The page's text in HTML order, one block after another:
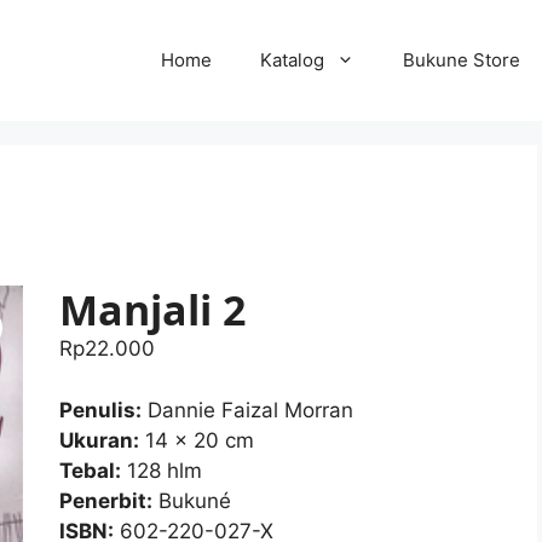
Home Katalog Bukune Store
Manjali 2
Rp22.000
Penulis: Dannie Faizal Morran
Ukuran: 14 x 20 cm
Tebal: 128 hlm
Penerbit: Bukuné
ISBN: 602-220-027-X